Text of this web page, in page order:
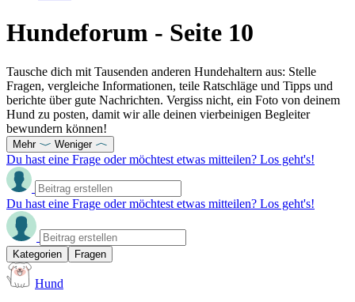
Hundeforum - Seite 10
Tausche dich mit Tausenden anderen Hundehaltern aus: Stelle
Fragen, vergleiche Informationen, teile Ratschläge und Tipps und
berichte über gute Nachrichten. Vergiss nicht, ein Foto von deinem
Hund zu posten, damit wir alle deinen vierbeinigen Begleiter
bewundern können!
Mehr Weniger
Du hast eine Frage oder möchtest etwas mitteilen? Los geht's!
Du hast eine Frage oder möchtest etwas mitteilen? Los geht's!
Kategorien Fragen
Hund